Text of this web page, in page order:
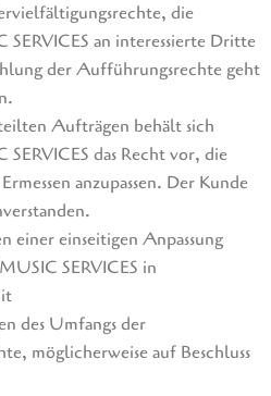
die
an interessierte Dritte
der Aufführungsrechte geht
Aufträgen behält sich
das Recht vor, die
anzupassen. Der Kunde
einer einseitigen Anpassung
SERVICES in
des Umfangs der
möglicherweise auf Beschluss